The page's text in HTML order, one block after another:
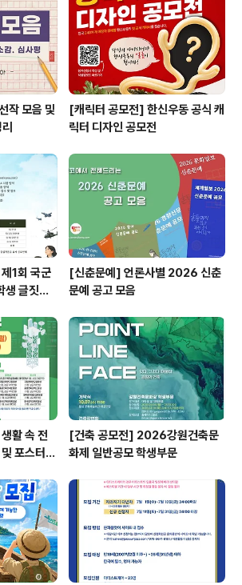
가- 사업자등록증 소지자 신청
까지 ◎ 주요내용협회 교육
작 모음 및
[캐릭터 공모전] 한신우동 공식 캐
릭터 디자인 공모전
1회 국군
생 글짓기
[신춘문예] 언론사별 2026 신춘
문예 공고 모음
활 속 전
포스터
[건축 공모전] 2026강원건축문
화제 일반공모 학생부문